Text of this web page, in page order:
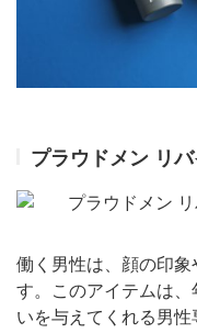
プラウドメン リ
働く男性は、顔の印
す。このアイテムは
いを与えてくれる男性